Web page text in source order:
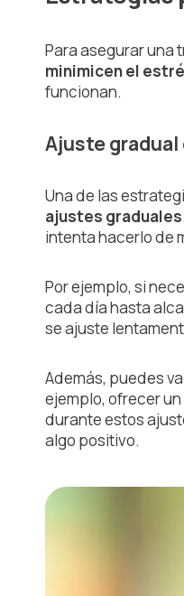
Para asegurar una
minimicen el
funcionan.
Ajuste gradual
Una de las
ajustes graduales
intenta hacerlo de
Por ejemplo, si
cada día hasta
se ajuste
Además, puedes
ejemplo, ofrecer un
durante estos
algo positivo.